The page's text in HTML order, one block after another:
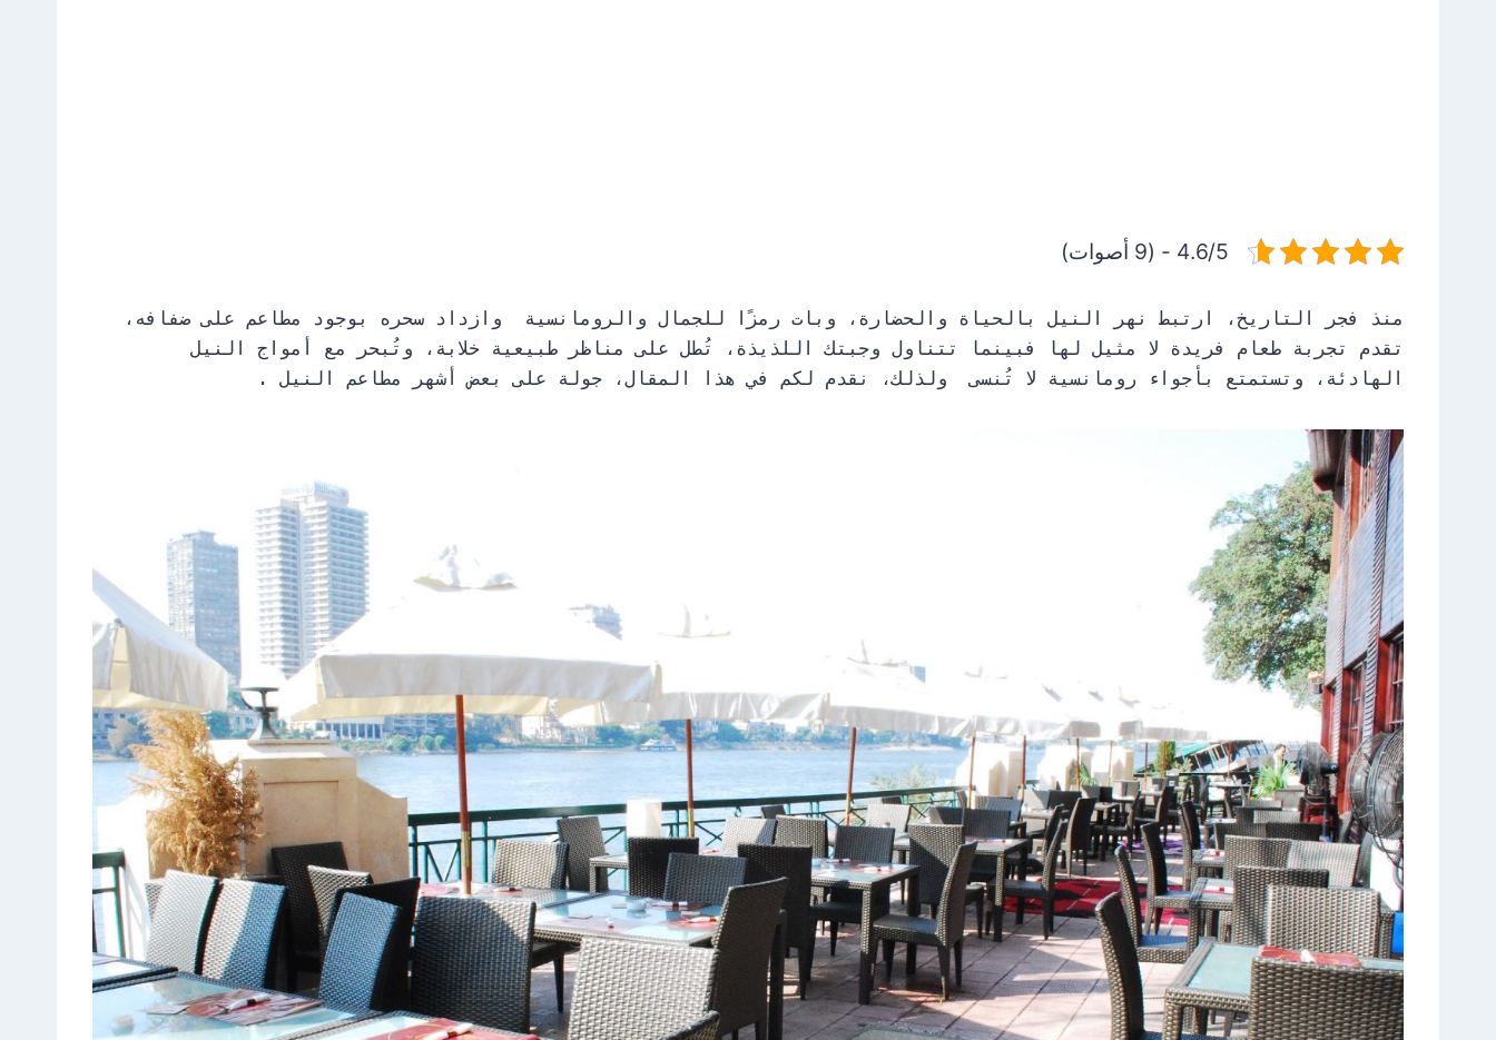
4.6/5 - (9 أصوات)
منذ فجر التاريخ، ارتبط نهر النيل بالحياة والحضارة، وبات رمزًا للجمال والرومانسية وازداد سحره بوجود مطاعم على ضفافه،
تقدم تجربة طعام فريدة لا مثيل لها فبينما تتناول وجبتك اللذيذة، تُطل على مناظر طبيعية خلابة، وتُبحر مع أمواج النيل
الهادئة، وتستمتع بأجواء رومانسية لا تُنسى ولذلك، نقدم لكم في هذا المقال، جولة على بعض أشهر مطاعم النيل .